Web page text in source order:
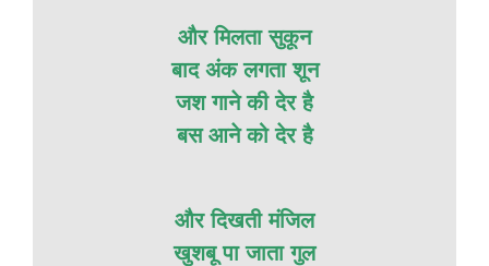
और मिलता सुकून
बाद अंक लगता शून
जश गाने की देर है
बस आने को देर है
और दिखती मंजिल
खुशबू पा जाता गुल